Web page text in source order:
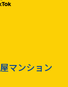
マンション